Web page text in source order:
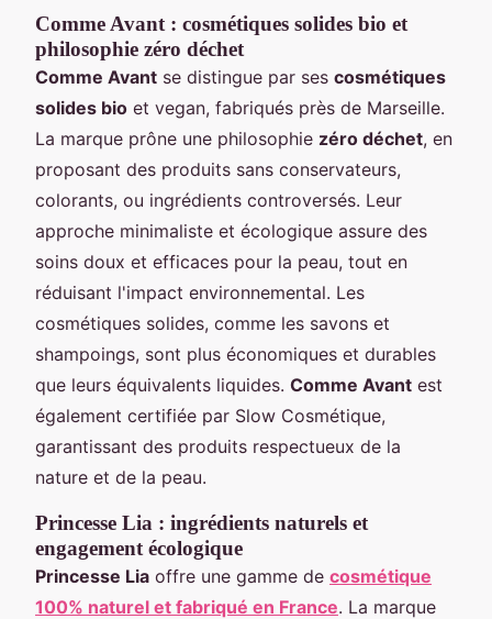
Comme Avant : cosmétiques solides bio et
philosophie zéro déchet
Comme Avant se distingue par ses cosmétiques
solides bio et vegan, fabriqués près de Marseille.
La marque prône une philosophie zéro déchet, en
proposant des produits sans conservateurs,
colorants, ou ingrédients controversés. Leur
approche minimaliste et écologique assure des
soins doux et efficaces pour la peau, tout en
réduisant l'impact environnemental. Les
cosmétiques solides, comme les savons et
shampoings, sont plus économiques et durables
que leurs équivalents liquides. Comme Avant est
également certifiée par Slow Cosmétique,
garantissant des produits respectueux de la
nature et de la peau.
Princesse Lia : ingrédients naturels et
engagement écologique
Princesse Lia offre une gamme de cosmétique
100% naturel et fabriqué en France. La marque